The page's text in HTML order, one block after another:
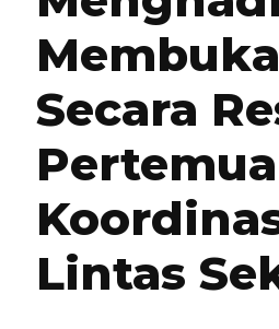
Membuka
Secara
Lintas